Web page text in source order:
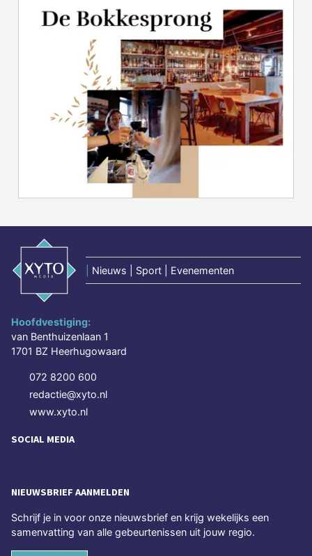
Nieuws | Sport | Evenementen
Hoofdvestiging:
van Benthuizenlaan 1
1701 BZ Heerhugowaard
072 8200 600
redactie@xyto.nl
www.xyto.nl
SOCIAL MEDIA
NIEUWSBRIEF AANMELDEN
Schrijf je in voor onze nieuwsbrief en krijg wekelijks een
samenvatting van alle gebeurtenissen uit jouw regio.